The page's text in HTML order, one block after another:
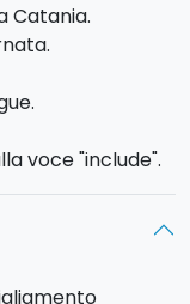
paesi alle
1910 mt.
, della durata di 1
visita di una
caschi e torce.
Catania.
voce "include".